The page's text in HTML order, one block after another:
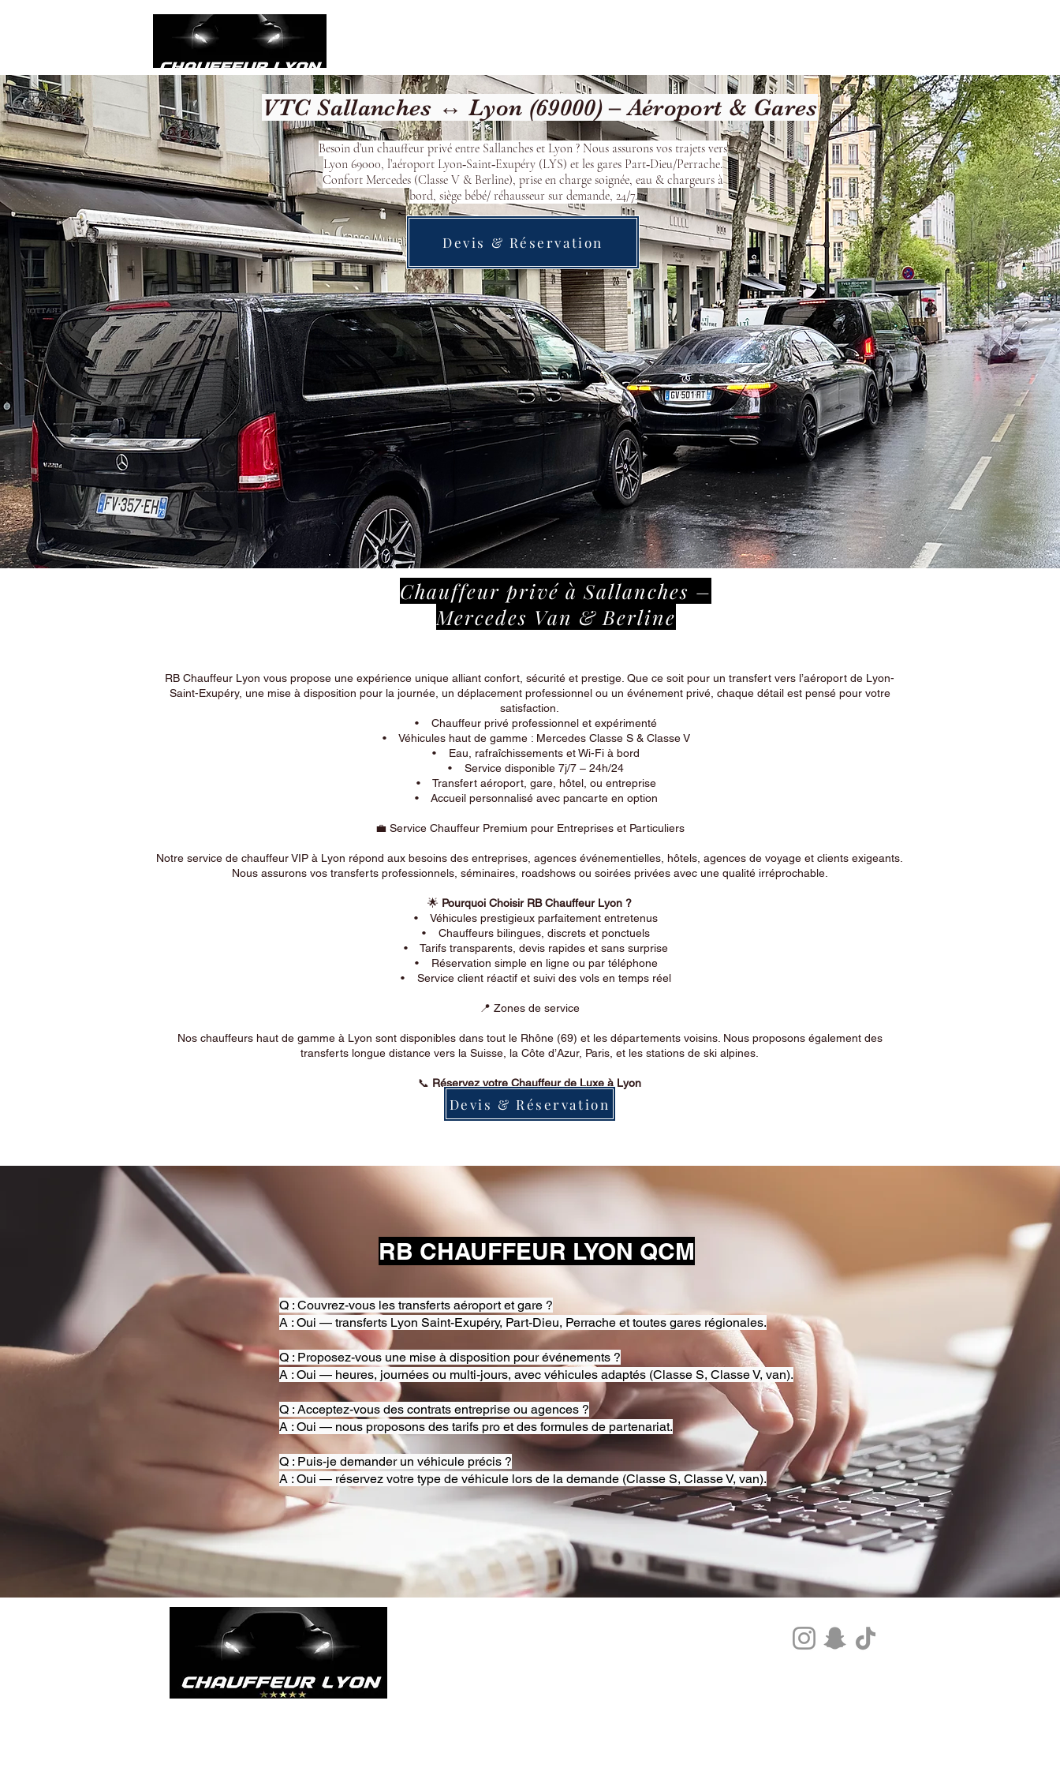
VTC Sallanches ↔ Lyon (69000) – Aéroport & Gares
Besoin d’un chauffeur privé entre Sallanches et Lyon ? Nous assurons vos trajets vers
Lyon 69000, l’aéroport Lyon‑Saint‑Exupéry (LYS) et les gares Part‑Dieu/Perrache.
Confort Mercedes (Classe V & Berline), prise en charge soignée, eau & chargeurs à
bord, siège bébé/ réhausseur sur demande, 24/7.
Devis & Réservation
Chauffeur privé à Sallanches –
Mercedes Van & Berline
RB Chauffeur Lyon vous propose une expérience unique alliant confort, sécurité et prestige. Que ce soit pour un transfert vers l’aéroport de Lyon-
Saint-Exupéry, une mise à disposition pour la journée, un déplacement professionnel ou un événement privé, chaque détail est pensé pour votre
satisfaction.
• Chauffeur privé professionnel et expérimenté
• Véhicules haut de gamme : Mercedes Classe S & Classe V
• Eau, rafraîchissements et Wi-Fi à bord
• Service disponible 7j/7 – 24h/24
• Transfert aéroport, gare, hôtel, ou entreprise
• Accueil personnalisé avec pancarte en option
💼 Service Chauffeur Premium pour Entreprises et Particuliers
Notre service de chauffeur VIP à Lyon répond aux besoins des entreprises, agences événementielles, hôtels, agences de voyage et clients exigeants.
Nous assurons vos transferts professionnels, séminaires, roadshows ou soirées privées avec une qualité irréprochable.
🌟 Pourquoi Choisir RB Chauffeur Lyon ?
• Véhicules prestigieux parfaitement entretenus
• Chauffeurs bilingues, discrets et ponctuels
• Tarifs transparents, devis rapides et sans surprise
• Réservation simple en ligne ou par téléphone
• Service client réactif et suivi des vols en temps réel
📍 Zones de service
Nos chauffeurs haut de gamme à Lyon sont disponibles dans tout le Rhône (69) et les départements voisins. Nous proposons également des
transferts longue distance vers la Suisse, la Côte d’Azur, Paris, et les stations de ski alpines.
📞 Réservez votre Chauffeur de Luxe à Lyon
Devis & Réservation
RB CHAUFFEUR LYON QCM
Q : Couvrez-vous les transferts aéroport et gare ?
A : Oui — transferts Lyon Saint-Exupéry, Part-Dieu, Perrache et toutes gares régionales.
Q : Proposez-vous une mise à disposition pour événements ?
A : Oui — heures, journées ou multi-jours, avec véhicules adaptés (Classe S, Classe V, van).
Q : Acceptez-vous des contrats entreprise ou agences ?
A : Oui — nous proposons des tarifs pro et des formules de partenariat.
Q : Puis-je demander un véhicule précis ?
A : Oui — réservez votre type de véhicule lors de la demande (Classe S, Classe V, van).